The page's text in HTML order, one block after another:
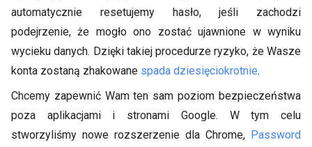
automatycznie resetujemy hasło, jeśli zachodzi
podejrzenie, że mogło ono zostać ujawnione w wyniku
wycieku danych. Dzięki takiej procedurze ryzyko, że Wasze
konta zostaną zhakowane spada dziesięciokrotnie.
Chcemy zapewnić Wam ten sam poziom bezpieczeństwa
poza aplikacjami i stronami Google. W tym celu
stworzyliśmy nowe rozszerzenie dla Chrome, Password